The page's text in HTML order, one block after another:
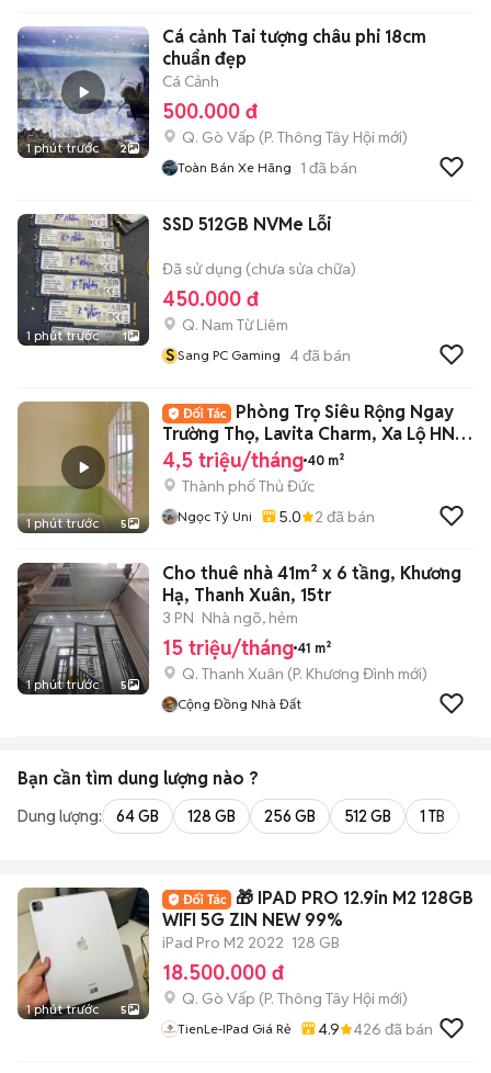
1 phút trước 2
Cá cảnh Tai tượng châu phi 18cm
chuẩn đẹp
Cá Cảnh
500.000 đ
Q. Gò Vấp (P. Thông Tây Hội mới)
Toàn Bán Xe Hãng 1 đã bán
1 phút trước 1
SSD 512GB NVMe Lỗi
Đã sử dụng (chưa sửa chữa)
450.000 đ
Q. Nam Từ Liêm
S Sang PC Gaming 4đã bán
1 phút trước 5
Phòng Trọ Siêu Rộng Ngay
Trường Thọ, Lavita Charm, Xa Lộ HN,
Ngã tư bi
4,5 triệu/tháng 40 m²
Thành phố Thủ Đức
Ngọc Tỷ Uni 5.0 2 đã bán
1 phút trước 5
Cho thuê nhà 41m² x 6 tầng, Khương
Hạ, Thanh Xuân, 15tr
3 PN Nhà ngõ, hẻm
15 triệu/tháng 41 m²
Q. Thanh Xuân (P. Khương Đình mới)
Cộng Đồng Nhà Đất
Bạn cần tìm dung lượng nào ?
Dung lượng: 64 GB 128 GB 256 GB 512 GB 1 TB
1 phút trước 5
🎁 IPAD PRO 12.9in M2 128GB
WIFI 5G ZIN NEW 99%
iPad Pro M2 2022 128 GB
18.500.000 đ
Q. Gò Vấp (P. Thông Tây Hội mới)
TienLe-IPad Giá Rẻ 4.9 426 đã bán